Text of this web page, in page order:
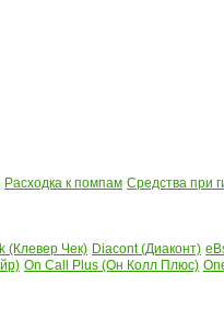
Расходка к помпам Средства при
(Клевер Чек) Diacont (Диаконт)
On Call Plus (Он Колл Плюс)